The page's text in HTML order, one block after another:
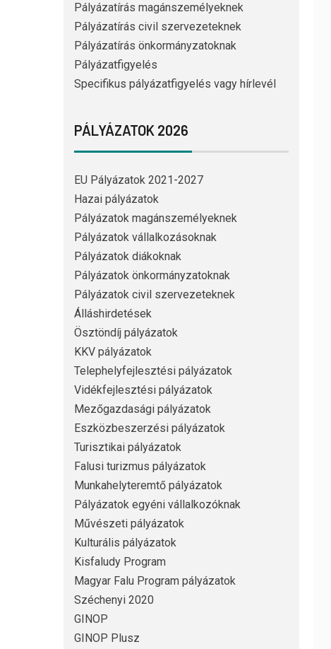
Pályázatírás magánszemélyeknek
Pályázatírás civil szervezeteknek
Pályázatírás önkormányzatoknak
Pályázatfigyelés
Specifikus pályázatfigyelés vagy hírlevél
PÁLYÁZATOK 2026
EU Pályázatok 2021-2027
Hazai pályázatok
Pályázatok magánszemélyeknek
Pályázatok vállalkozásoknak
Pályázatok diákoknak
Pályázatok önkormányzatoknak
Pályázatok civil szervezeteknek
Álláshirdetések
Ösztöndíj pályázatok
KKV pályázatok
Telephelyfejlesztési pályázatok
Vidékfejlesztési pályázatok
Mezőgazdasági pályázatok
Eszközbeszerzési pályázatok
Turisztikai pályázatok
Falusi turizmus pályázatok
Munkahelyteremtő pályázatok
Pályázatok egyéni vállalkozóknak
Művészeti pályázatok
Kulturális pályázatok
Kisfaludy Program
Magyar Falu Program pályázatok
Széchenyi 2020
GINOP
GINOP Plusz